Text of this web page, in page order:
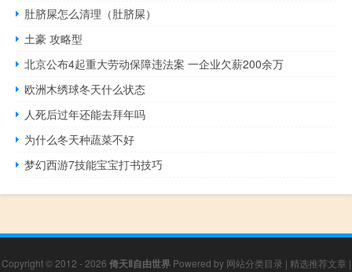
肚脐屎怎么清理（肚脐屎）
土豪 攻略型
北京公布4起重大劳动保障违法案 一企业欠薪200余万
欧洲木绣球冬天什么状态
人死后过年还能去拜年吗
为什么冬天种蔬菜不好
梦幻西游7技能宝宝打书技巧
Copyright © 2012 - 2026 倚天Ⅱ自由世界Powered by 网站分类目录 | 精选推荐文章 |